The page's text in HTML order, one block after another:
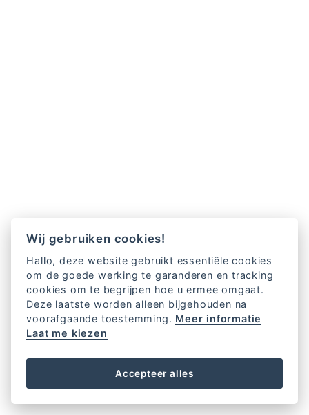
Wij gebruiken cookies!
Hallo, deze website gebruikt essentiële cookies
om de goede werking te garanderen en tracking
cookies om te begrijpen hoe u ermee omgaat.
Deze laatste worden alleen bijgehouden na
voorafgaande toestemming. Meer informatie
Laat me kiezen
Accepteer alles